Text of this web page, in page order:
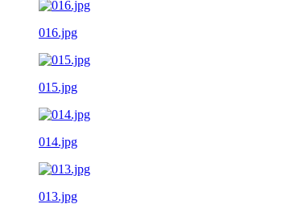
016.jpg
015.jpg
014.jpg
013.jpg